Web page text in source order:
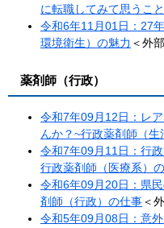
に転職してみて思うこ
令和6年11月01日：27
環境衛生）の魅力 ＜外
薬剤師（行政）
令和7年09月12日：レ
んか？~行政薬剤師（生
令和7年09月11日：行
行政薬剤師（医療系）
令和6年09月20日：県
剤師（行政）の仕事＜
令和5年09月08日：意